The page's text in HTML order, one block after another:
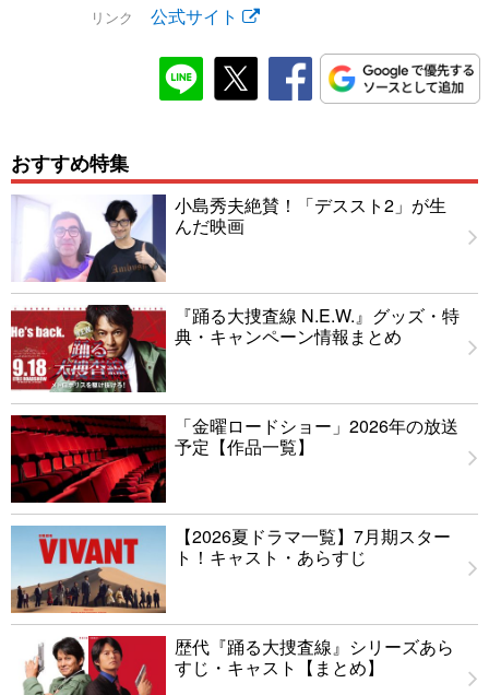
リンク 公式サイト
おすすめ特集
小島秀夫絶賛！「デススト2」が生
んだ映画
『踊る大捜査線 N.E.W.』グッズ・特
典・キャンペーン情報まとめ
「金曜ロードショー」2026年の放送
予定【作品一覧】
【2026夏ドラマ一覧】7月期スター
ト！キャスト・あらすじ
歴代『踊る大捜査線』シリーズあら
すじ・キャスト【まとめ】